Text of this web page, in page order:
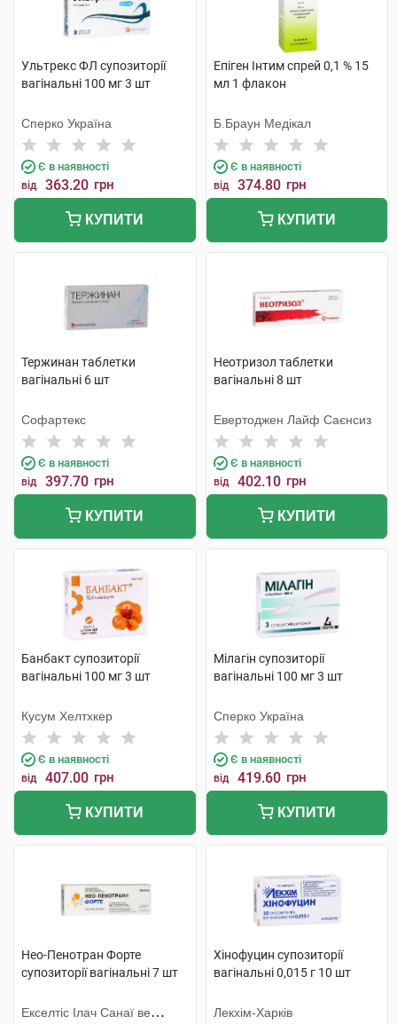
Ультрекс ФЛ супозиторії
вагінальні 100 мг 3 шт
Сперко Україна
Є в наявності
від 363.20 грн
КУПИТИ
Епіген Інтим спрей 0,1 % 15
мл 1 флакон
Б.Браун Медікал
Є в наявності
від 374.80 грн
КУПИТИ
Тержинан таблетки
вагінальні 6 шт
Софартекс
Є в наявності
від 397.70 грн
КУПИТИ
Неотризол таблетки
вагінальні 8 шт
Евертоджен Лайф Саєнсиз
Є в наявності
від 402.10 грн
КУПИТИ
Банбакт супозиторії
вагінальні 100 мг 3 шт
Кусум Хелтхкер
Є в наявності
від 407.00 грн
КУПИТИ
Мілагін супозиторії
вагінальні 100 мг 3 шт
Сперко Україна
Є в наявності
від 419.60 грн
КУПИТИ
Нео-Пенотран Форте
супозиторії вагінальні 7 шт
Екселтіс Ілач Санаї ве
Хінофуцин супозиторії
вагінальні 0,015 г 10 шт
Лекхім-Харків